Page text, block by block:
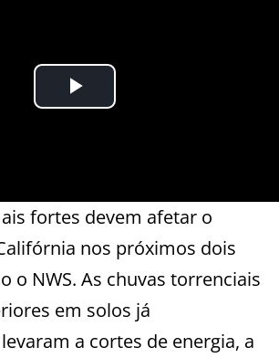
fortes devem afetar o
nos próximos dois
o NWS. As chuvas torrenciais
em solos já
a cortes de energia, a